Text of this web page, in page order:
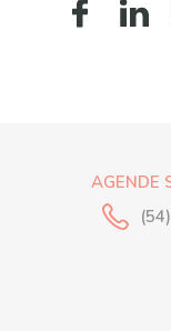
AGENDE